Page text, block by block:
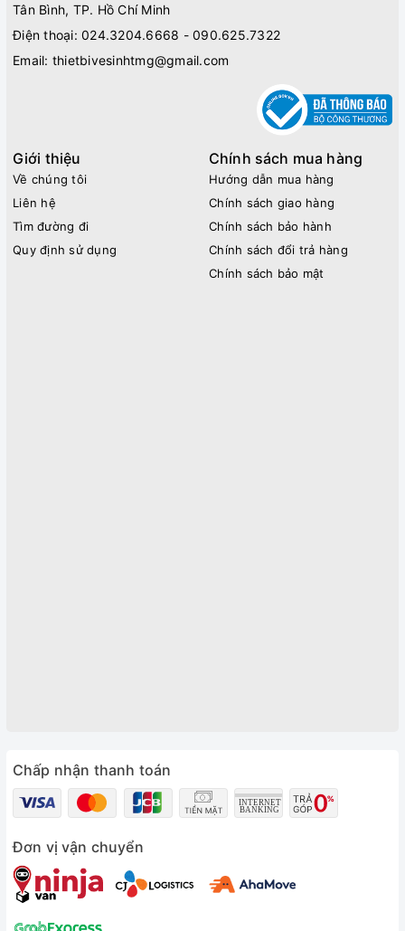
Tân Bình, TP. Hồ Chí Minh
Điện thoại: 024.3204.6668 - 090.625.7322
Email: thietbivesinhtmg@gmail.com
Giới thiệu
Về chúng tôi
Liên hệ
Tìm đường đi
Quy định sử dụng
Chính sách mua hàng
Hướng dẫn mua hàng
Chính sách giao hàng
Chính sách bảo hành
Chính sách đổi trả hàng
Chính sách bảo mật
Chấp nhận thanh toán
Đơn vị vận chuyển